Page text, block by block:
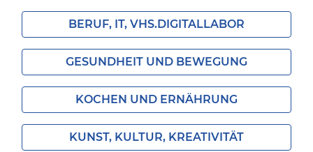
BERUF, IT, VHS.DIGITALLABOR
GESUNDHEIT UND BEWEGUNG
KOCHEN UND ERNÄHRUNG
KUNST, KULTUR, KREATIVITÄT